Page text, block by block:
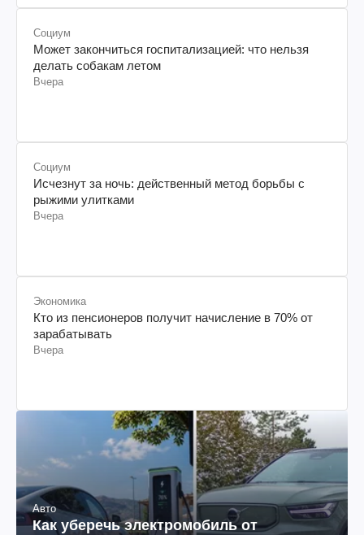
Социум
Может закончиться госпитализацией: что нельзя
делать собакам летом
Вчера
Социум
Исчезнут за ночь: действенный метод борьбы с
рыжими улитками
Вчера
Экономика
Кто из пенсионеров получит начисление в 70% от
зарабатывать
Вчера
Авто
Как уберечь электромобиль от